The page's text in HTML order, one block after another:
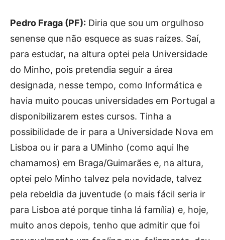
Pedro Fraga (PF): Diria que sou um orgulhoso
senense que não esquece as suas raízes. Saí,
para estudar, na altura optei pela Universidade
do Minho, pois pretendia seguir a área
designada, nesse tempo, como Informática e
havia muito poucas universidades em Portugal a
disponibilizarem estes cursos. Tinha a
possibilidade de ir para a Universidade Nova em
Lisboa ou ir para a UMinho (como aqui lhe
chamamos) em Braga/Guimarães e, na altura,
optei pelo Minho talvez pela novidade, talvez
pela rebeldia da juventude (o mais fácil seria ir
para Lisboa até porque tinha lá família) e, hoje,
muito anos depois, tenho que admitir que foi